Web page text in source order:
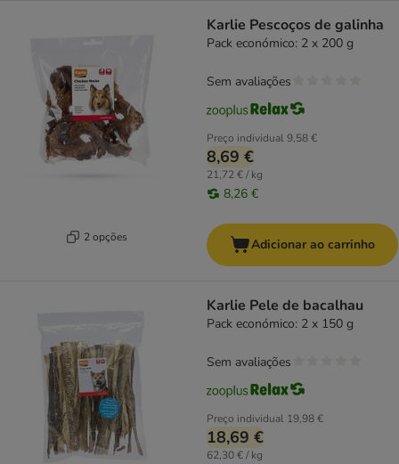
2 opções
Karlie Pescoços de galinha
Pack económico: 2 x 200 g
Preço individual9,58 €
8,69 €
21,72 € / kg
8,26 €
Sem avaliações
Adicionar ao carrinho
Karlie Pele de bacalhau
Pack económico: 2 x 150 g
Preço individual 19,98 €
18,69 €
62,30 € / kg
Sem avaliações